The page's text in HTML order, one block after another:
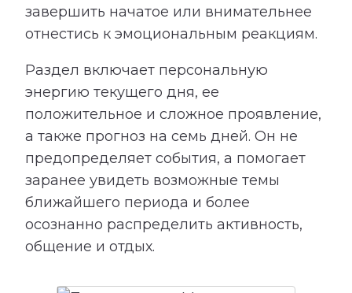
завершить начатое или внимательнее
отнестись к эмоциональным реакциям.
Раздел включает персональную
энергию текущего дня, ее
положительное и сложное проявление,
а также прогноз на семь дней. Он не
предопределяет события, а помогает
заранее увидеть возможные темы
ближайшего периода и более
осознанно распределить активность,
общение и отдых.